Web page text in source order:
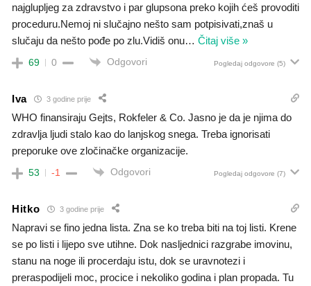
najglupljeg za zdravstvo i par glupsona preko kojih ćeš provoditi
proceduru.Nemoj ni slučajno nešto sam potpisivati,znaš u
slučaju da nešto pođe po zlu.Vidiš onu… Čitaj više »
69 0 Odgovori Pogledaj odgovore (5)
Iva 3 godine prije
WHO finansiraju Gejts, Rokfeler & Co. Jasno je da je njima do
zdravlja ljudi stalo kao do lanjskog snega. Treba ignorisati
preporuke ove zločinačke organizacije.
53 -1 Odgovori Pogledaj odgovore (7)
Hitko 3 godine prije
Napravi se fino jedna lista. Zna se ko treba biti na toj listi. Krene
se po listi i lijepo sve utihne. Dok nasljednici razgrabe imovinu,
stanu na noge ili procerdaju istu, dok se uravnotezi i
preraspodijeli moc, procice i nekoliko godina i plan propada. Tu